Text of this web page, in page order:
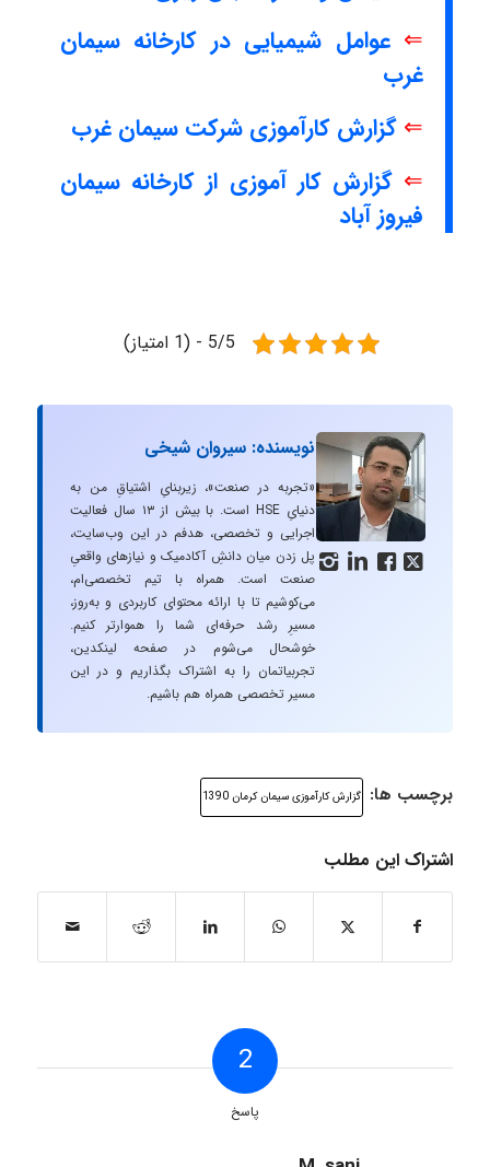
⇐عوامل شیمیایی در کارخانه سیمان
غرب
⇐ گزارش کارآموزی شرکت سیمان غرب
⇐ گزارش کار آموزی از کارخانه سیمان
فیروز آباد
5/5 - (1 امتیاز)
   
نویسنده: سیروان شیخی
«تجربه در صنعت»، زیربنایِ اشتیاقِ من به
دنیایِ HSE است. با بیش از ۱۳ سال فعالیت
اجرایی و تخصصی، هدفم در این وب‌سایت،
پل زدن میان دانشِ آکادمیک و نیازهای واقعیِ
صنعت است. همراه با تیم تخصصی‌ام،
می‌کوشیم تا با ارائه محتوای کاربردی و به‌روز،
مسیرِ رشد حرفه‌ای شما را هموارتر کنیم.
خوشحال می‌شوم در صفحه لینکدین،
تجربیاتمان را به اشتراک بگذاریم و در این
مسیر تخصصی همراه هم باشیم.
برچسب ها: گزارش کارآموزی سیمان کرمان 1390
اشتراک این مطلب
2
پاسخ